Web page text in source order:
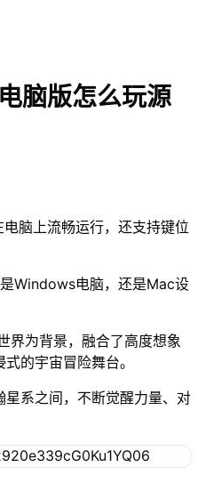
脑版怎么玩源
脑上流畅运行，还支持键位
Windows电脑，还是Mac设
界为背景，融合了高度想象
的宇宙冒险舞台。
系之间，不断觉醒力量、对